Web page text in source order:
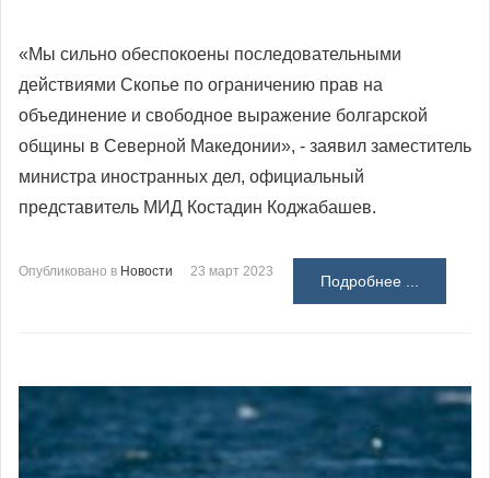
«Мы сильно обеспокоены последовательными
действиями Скопье по ограничению прав на
объединение и свободное выражение болгарской
общины в Северной Македонии», - заявил заместитель
министра иностранных дел, официальный
представитель МИД Костадин Коджабашев.
Опубликовано в Новости 23 март 2023
Подробнее ...